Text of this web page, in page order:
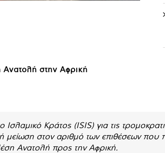
στην Αφρική
Κράτος (ISIS) για τις
μείωση στον αριθμό των επιθέσεων
Ανατολή προς την Αφρική.